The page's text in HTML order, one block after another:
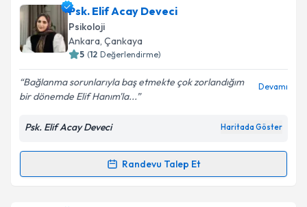
Psk. İrem Güliçin randevu takvimi talebi oluşturun.
Size bu uzmandan randevu almanız için bir takvim
hazırlandığında e-posta ile bilgilendireceğiz.
Kişisel verilerimin işlenmesine ilişkin
Aydınlatma
kapsamda işlenmesini kabul ediyorum.
Psk. Elif Acay Deveci
Psikoloji
Ankara, Çankaya
5 (12 Değerlendirme)
Bağlanma sorunlarıyla baş etmekte çok zorlandığım
bir dönemde Elif Hanım'la...
Devamı
Psk. Elif Acay Deveci Haritada Göster
Randevu Talep Et
Randevu Takvimi Talebi